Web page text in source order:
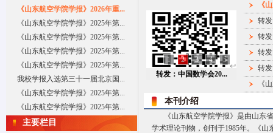
《山东航空学院学报》2026年重...
《山东航空学院学报》2025年第...
《山东航空学院学报》2025年第...
《山东航空学院学报》2025年第...
《山东航空学院学报》2025年第...
我校学报入选第三十一届北京国...
《山东航空学院学报》2025年第...
《山东航空学院学报》2025年第...
主要栏目
1 2 3 4
5
转发：中国数学会20...
《
转
转
转
转
《
本刊介绍
《山东航空学院学报》是由山东省
学术理论刊物，创刊于1985年。《